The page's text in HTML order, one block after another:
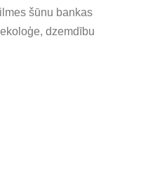
šūnu bankas
dzemdību